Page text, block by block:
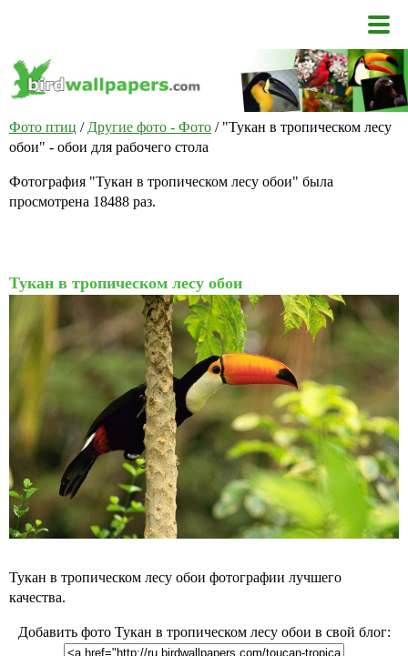
Фото птиц / Другие фото - Фото / "Тукан в тропическом лесу
обои" - обои для рабочего стола
Фотография "Тукан в тропическом лесу обои" была
просмотрена 18488 раз.
Тукан в тропическом лесу обои
Тукан в тропическом лесу обои фотографии лучшего
качества.
Добавить фото Тукан в тропическом лесу обои в свой блог: